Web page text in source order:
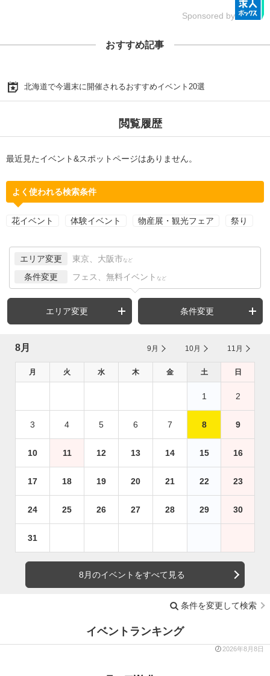
Sponsored by
おすすめ記事
北海道で今週末に開催されるおすすめイベント20選
閲覧履歴
最近見たイベント&スポットページはありません。
よく使われる検索条件
花イベント 体験イベント 物産展・観光フェア 祭り
エリア変更 東京、大阪市 など
条件変更 フェス、無料イベント など
エリア変更 条件変更
8月 9月 10月 11月
月 火 水 木 金 土 日
1 2
3 4 5 6 7 8 9
10 11 12 13 14 15 16
17 18 19 20 21 22 23
24 25 26 27 28 29 30
31
8月のイベントをすべて見る
条件を変更して検索
イベントランキング
2026年8月8日